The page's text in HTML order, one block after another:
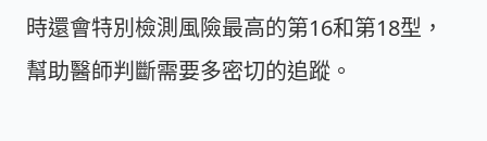
時還會特別檢測風險最高的第16和第18型，
幫助醫師判斷需要多密切的追蹤。